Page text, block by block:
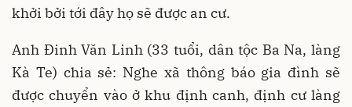
khởi bởi tới đây họ sẽ được an cư.
Anh Đinh Văn Linh (33 tuổi, dân tộc Ba Na, làng
Kà Te) chia sẻ: Nghe xã thông báo gia đình sẽ
được chuyển vào ở khu định canh, định cư làng